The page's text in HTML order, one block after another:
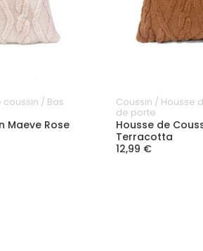
coussin / Bas
Maeve Rose
Coussin / Housse
de porte
Housse de
Terracotta
12,99 €